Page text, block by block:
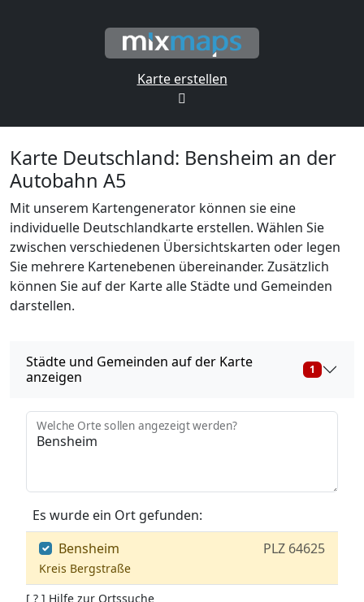
Karte erstellen
Karte Deutschland: Bensheim an der
Autobahn A5
Mit unserem Kartengenerator können sie eine
individuelle Deutschlandkarte erstellen. Wählen Sie
zwischen verschiedenen Übersichtskarten oder legen
Sie mehrere Kartenebenen übereinander. Zusätzlich
können Sie auf der Karte alle Städte und Gemeinden
darstellen.
Städte und Gemeinden auf der Karte
anzeigen
1
Welche Orte sollen angezeigt werden?
Es wurde ein Ort gefunden:
Bensheim
PLZ 64625
Kreis Bergstraße
[ ? ] Hilfe zur Ortssuche